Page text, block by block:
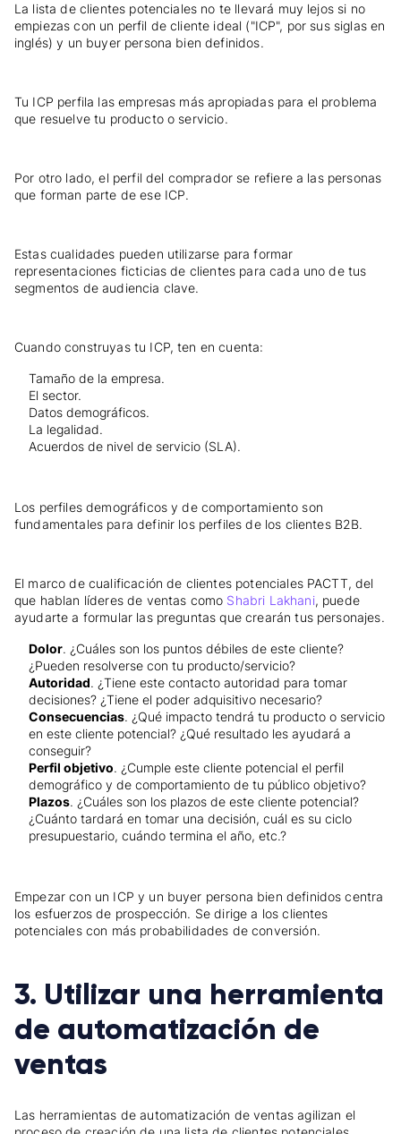
La lista de clientes potenciales no te llevará muy lejos si no
empiezas con un perfil de cliente ideal ("ICP", por sus siglas en
inglés) y un buyer persona bien definidos.
Tu ICP perfila las empresas más apropiadas para el problema
que resuelve tu producto o servicio.
Por otro lado, el perfil del comprador se refiere a las personas
que forman parte de ese ICP.
Estas cualidades pueden utilizarse para formar
representaciones ficticias de clientes para cada uno de tus
segmentos de audiencia clave.
Cuando construyas tu ICP, ten en cuenta:
Tamaño de la empresa.
El sector.
Datos demográficos.
La legalidad.
Acuerdos de nivel de servicio (SLA).
Los perfiles demográficos y de comportamiento son
fundamentales para definir los perfiles de los clientes B2B.
El marco de cualificación de clientes potenciales PACTT, del
que hablan líderes de ventas como Shabri Lakhani, puede
ayudarte a formular las preguntas que crearán tus personajes.
Dolor. ¿Cuáles son los puntos débiles de este cliente?
¿Pueden resolverse con tu producto/servicio?
Autoridad. ¿Tiene este contacto autoridad para tomar
decisiones? ¿Tiene el poder adquisitivo necesario?
Consecuencias. ¿Qué impacto tendrá tu producto o servicio
en este cliente potencial? ¿Qué resultado les ayudará a
conseguir?
Perfil objetivo. ¿Cumple este cliente potencial el perfil
demográfico y de comportamiento de tu público objetivo?
Plazos. ¿Cuáles son los plazos de este cliente potencial?
¿Cuánto tardará en tomar una decisión, cuál es su ciclo
presupuestario, cuándo termina el año, etc.?
Empezar con un ICP y un buyer persona bien definidos centra
los esfuerzos de prospección. Se dirige a los clientes
potenciales con más probabilidades de conversión.
3. Utilizar una herramienta
de automatización de
ventas
Las herramientas de automatización de ventas agilizan el